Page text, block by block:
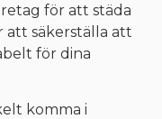
för att städa
att säkerställa att
för dina
komma i